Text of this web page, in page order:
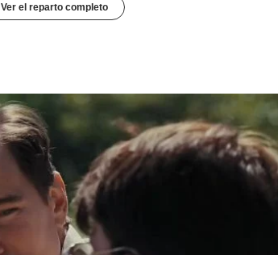
Ver el reparto completo